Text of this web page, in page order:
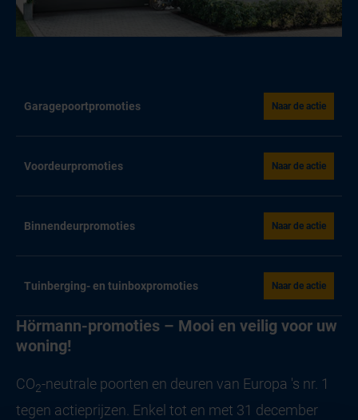
Hörmann-promoties – Mooi en veilig voor uw
woning!
CO2-neutrale poorten en deuren van Europa 's nr. 1
tegen actieprijzen. Enkel tot en met 31 december
Garagepoortpromoties Naar de actie
Voordeurpromoties Naar de actie
Binnendeurpromoties Naar de actie
Tuinberging- en tuinboxpromoties Naar de actie